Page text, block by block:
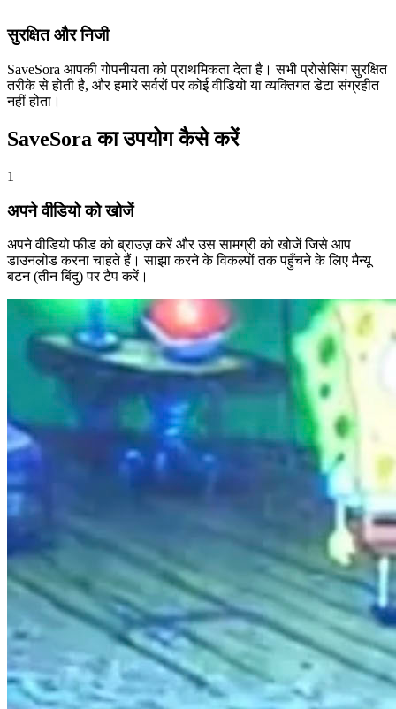
सुरक्षित और निजी
SaveSora आपकी गोपनीयता को प्राथमिकता देता है। सभी प्रोसेसिंग सुरक्षित
तरीके से होती है, और हमारे सर्वरों पर कोई वीडियो या व्यक्तिगत डेटा संग्रहीत
नहीं होता।
SaveSora का उपयोग कैसे करें
1
अपने वीडियो को खोजें
अपने वीडियो फीड को ब्राउज़ करें और उस सामग्री को खोजें जिसे आप
डाउनलोड करना चाहते हैं। साझा करने के विकल्पों तक पहुँचने के लिए मैन्यू
बटन (तीन बिंदु) पर टैप करें।